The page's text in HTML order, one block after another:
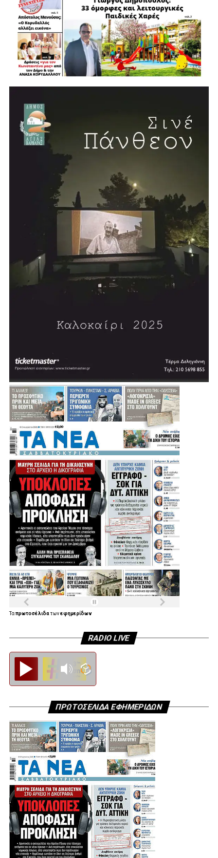
εθνικές πολιτικές. Όπως χαρακτηριστικά ανέφερε, η
Αυτοδιοίκηση είναι ο θεσμός που επηρεάζει ουσιαστικά
ολόκληρη τη ζωή του πολίτη, «από τη στιγμή που
γεννιέται, μεγαλώνει, μορφώνεται και εργάζεται»,
διαμορφώνοντας τελικά αυτό που ονομάζουμε ποιότητα
ζωής.
Η συνέντευξη έκλεισε με μία ιδιαίτερα θετική είδηση για
την πόλη. Ο Λάμπρος Μίχος επιβεβαίωσε ότι προχωρά η
δημιουργία νέου κλειστού κολυμβητηρίου στην Αγία
Βαρβάρα, με πισίνα μήκους 25 μέτρων. Το έργο, όπως
ανέφερε, προωθείται σε συνεργασία με την Περιφέρεια και
πρόκειται να κατασκευαστεί σε χώρο χαρακτηρισμένο για
αθλητικές εγκαταστάσεις.
Σύμφωνα με τον σχεδιασμό, η διαδικασία δημοπράτησης
αναμένεται να ξεκινήσει μέσα στη χρονιά, με τον δήμαρχο
πόλη θα διαθέτει ένα σύγχρονο κλειστό κολυμβητήριο.
«Θέλουμε πολύ να το υποστηρίξουμε αυτό και να
δώσουμε μία διέξοδο», σημείωσε, εξηγώντας ότι σήμερα
πολλοί κάτοικοι και παιδιά της Αγίας Βαρβάρας
αναγκάζονται να χρησιμοποιούν κολυμβητήρια γειτονικών
Δήμων.
Μια παρέμβαση που έρχεται να ενισχύσει ακόμη
περισσότερο τις αθλητικές υποδομές της Αγίας Βαρβάρας
και να δώσει νέες δυνατότητες άθλησης στα παιδιά, στους
συλλόγους και συνολικά στους κατοίκους της πόλης.
Η Συνέντευξη του Δημάρχου Αγίας Βαρβάρας:
.
Ταπρωτοσέλιδατωνεφημερίδων
RADIO LIVE
ΠΡΩΤΟΣΕΛΙΔΑ ΕΦΗΜΕΡΙΔΩΝ